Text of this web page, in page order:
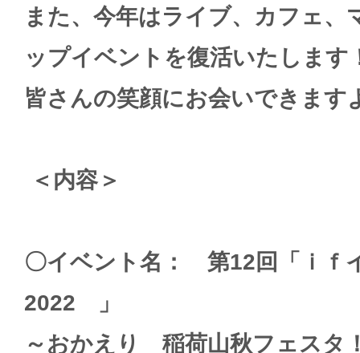
また、今年はライブ、カフェ、
ップイベントを復活いたします
皆さんの笑顔にお会いできます
＜内容＞
〇イベント名： 第12回「ｉｆ
2022 」
～おかえり 稲荷山秋フェスタ